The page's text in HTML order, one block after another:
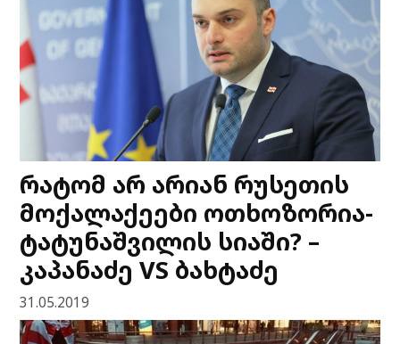
რატომ არ არიან რუსეთის
მოქალაქეები ოთხოზორია-
ტატუნაშვილის სიაში? –
კაპანაძე VS ბახტაძე
31.05.2019